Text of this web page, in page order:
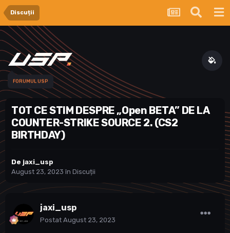
Discuții
FORUMUL USP
TOT CE STIM DESPRE „Open BETA” DE LA
COUNTER-STRIKE SOURCE 2. (CS2
BIRTHDAY)
De jaxi_usp
August 23, 2023 în Discuții
jaxi_usp
Postat August 23, 2023